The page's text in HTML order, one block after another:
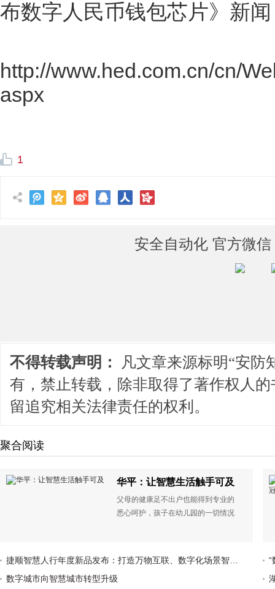
布数字人民币钱包芯片》新闻
http://www.hed.com.cn/cn/
aspx
1
安全自动化 官方微
不得转载声明：
凡文章来源标明“安防
有，禁止转载，除非取得了著作权人
留追究相关法律责任的权利。
聚合阅读
华平：让智慧生活触手可及
父母的健康足不出户也能得到专业的
悉心呵护，孩子在幼儿园的一切情况
堵……曾几何时，我们还在畅想着未
来“智慧城市”的美好生活，而如今，在
数字城市向智慧城市转型升级